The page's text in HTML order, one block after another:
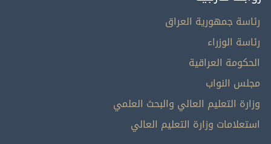
رئاسة جمهورية العراق
رئاسة الوزراء
الحكومة العراقية
مجلس النواب
وزارة التعليم العالي والبحث العلمي
استعلامات وزارة التعليم العالي